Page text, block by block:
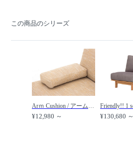
この商品のシリーズ
Arｍ Cushion / アームクッション LC306-1Z /
¥12,980 ～ ¥130,680 ～